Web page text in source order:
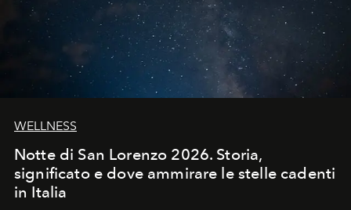
WELLNESS
Notte di San Lorenzo 2026. Storia,
significato e dove ammirare le stelle cadenti
in Italia